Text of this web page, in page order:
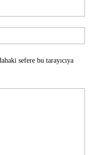
sefere bu tarayıcıya